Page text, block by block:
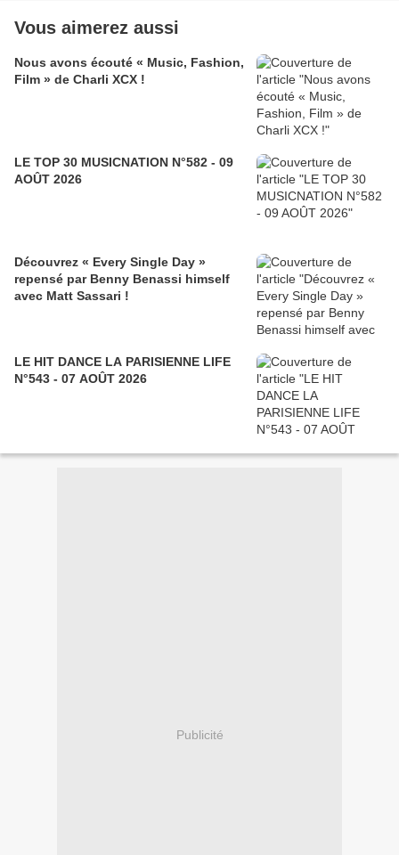
Vous aimerez aussi
Nous avons écouté « Music, Fashion,
Film » de Charli XCX !
LE TOP 30 MUSICNATION N°582 - 09
AOÛT 2026
Découvrez « Every Single Day »
repensé par Benny Benassi himself
avec Matt Sassari !
LE HIT DANCE LA PARISIENNE LIFE
N°543 - 07 AOÛT 2026
Publicité